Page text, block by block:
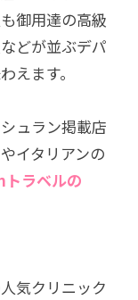
御用達の高級
どが並ぶデパ
えます。
ュラン掲載店
イタリアンの
ラベルの
気クリニック